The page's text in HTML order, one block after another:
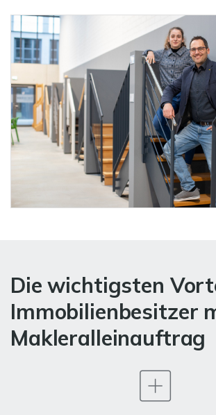
Die wichtigsten
Immobilienbesitzer
Makleralleinauftrag